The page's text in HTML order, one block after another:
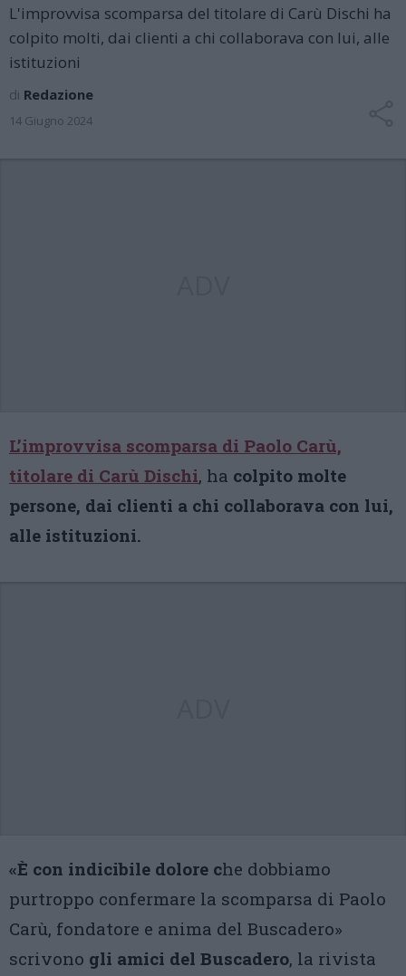
L'improvvisa scomparsa del titolare di Carù Dischi ha
colpito molti, dai clienti a chi collaborava con lui, alle
istituzioni
di Redazione
14 Giugno 2024
L’improvvisa scomparsa di Paolo Carù,
titolare di Carù Dischi, ha colpito molte
persone, dai clienti a chi collaborava con lui,
alle istituzioni.
«È con indicibile dolore che dobbiamo
purtroppo confermare la scomparsa di Paolo
Carù, fondatore e anima del Buscadero»
scrivono gli amici del Buscadero, la rivista